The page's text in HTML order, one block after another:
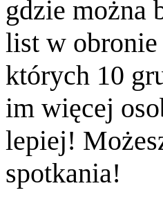
gdzie można
list w
których 10
im więcej
lepiej!
spotkania!